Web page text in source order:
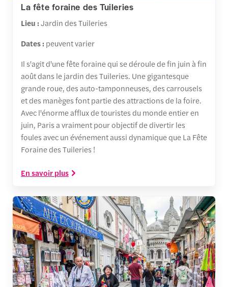
La fête foraine des Tuileries
Lieu :Jardin des Tuileries
Dates : peuvent varier
Il s'agit d'une fête foraine qui se déroule de fin juin à fin
août dans le jardin des Tuileries. Une gigantesque
grande roue, des auto-tamponneuses, des carrousels
et des manèges font partie des attractions de la foire.
Avec l'énorme afflux de touristes du monde entier en
juin, Paris a vraiment pour objectif de divertir les
foules avec un événement aussi dynamique que La Fête
Foraine des Tuileries !
En savoir plus